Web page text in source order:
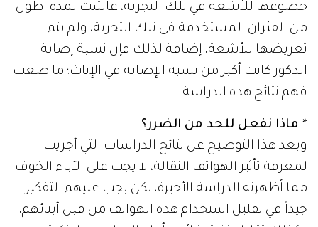
خضوعها للأشعة في تلك التجربة، عاشت لمدة أطول
من الفئران المستخدمة في تلك التجربة، ولم يتم
تعريضها للأشعة، إضافة لذلك فإن نسبة إصابة
الذكور كانت أكبر من نسبة الإصابة في الإناث؛ ما صعب
فهم نتائج هذه الدراسة.
* ماذا نفعل للحد من الضرر؟
وبعد هذا التوضيح عن نتائج الدراسات التي أجريت
لمعرفة تأثير الهواتف النقالة، لا يجب على الآباء الخوف
مما أظهرته الدراسة الأخيرة، لكن يجب عليهم التفكير
جيداً في تقليل استخدام هذه الهواتف من قبل أبنائهم،